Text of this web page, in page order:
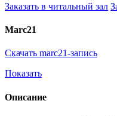
Заказать в читальный зал
Marc21
Скачать marc21-запись
Показать
Описание